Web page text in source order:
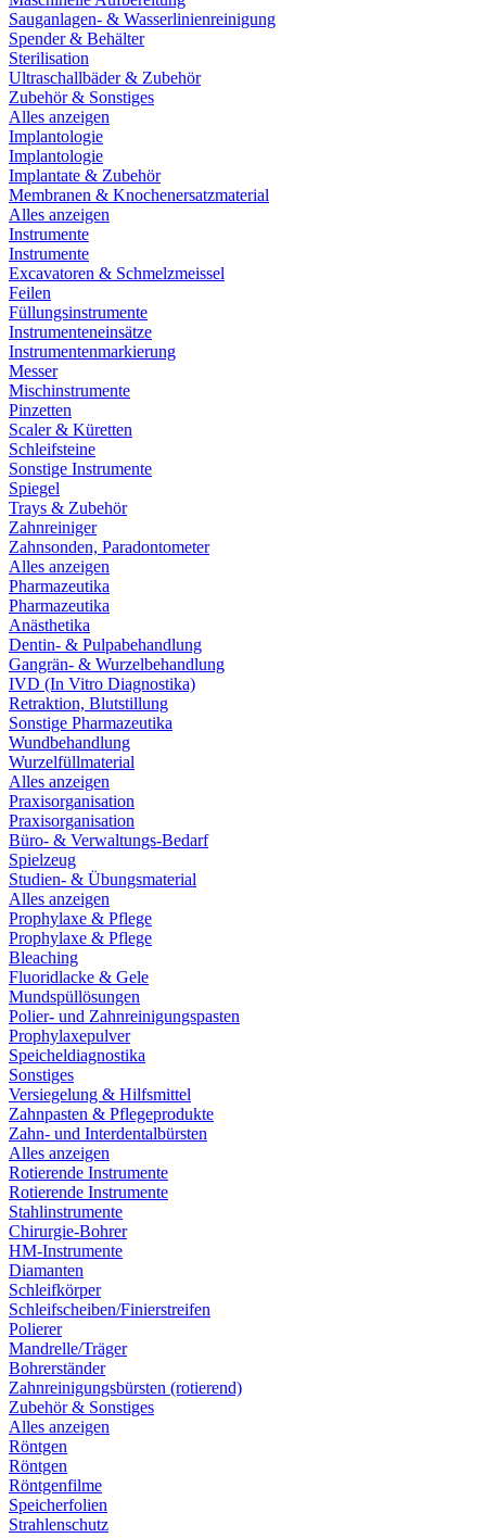
Sauganlagen- & Wasserlinienreinigung
Spender & Behälter
Sterilisation
Ultraschallbäder & Zubehör
Zubehör & Sonstiges
Alles anzeigen
Implantologie
Implantologie
Implantate & Zubehör
Membranen & Knochenersatzmaterial
Alles anzeigen
Instrumente
Instrumente
Excavatoren & Schmelzmeissel
Feilen
Füllungsinstrumente
Instrumenteneinsätze
Instrumentenmarkierung
Messer
Mischinstrumente
Pinzetten
Scaler & Küretten
Schleifsteine
Sonstige Instrumente
Spiegel
Trays & Zubehör
Zahnreiniger
Zahnsonden, Paradontometer
Alles anzeigen
Pharmazeutika
Pharmazeutika
Anästhetika
Dentin- & Pulpabehandlung
Gangrän- & Wurzelbehandlung
IVD (In Vitro Diagnostika)
Retraktion, Blutstillung
Sonstige Pharmazeutika
Wundbehandlung
Wurzelfüllmaterial
Alles anzeigen
Praxisorganisation
Praxisorganisation
Büro- & Verwaltungs-Bedarf
Spielzeug
Studien- & Übungsmaterial
Alles anzeigen
Prophylaxe & Pflege
Prophylaxe & Pflege
Bleaching
Fluoridlacke & Gele
Mundspüllösungen
Polier- und Zahnreinigungspasten
Prophylaxepulver
Speicheldiagnostika
Sonstiges
Versiegelung & Hilfsmittel
Zahnpasten & Pflegeprodukte
Zahn- und Interdentalbürsten
Alles anzeigen
Rotierende Instrumente
Rotierende Instrumente
Stahlinstrumente
Chirurgie-Bohrer
HM-Instrumente
Diamanten
Schleifkörper
Schleifscheiben/Finierstreifen
Polierer
Mandrelle/Träger
Bohrerständer
Zahnreinigungsbürsten (rotierend)
Zubehör & Sonstiges
Alles anzeigen
Röntgen
Röntgen
Röntgenfilme
Speicherfolien
Strahlenschutz